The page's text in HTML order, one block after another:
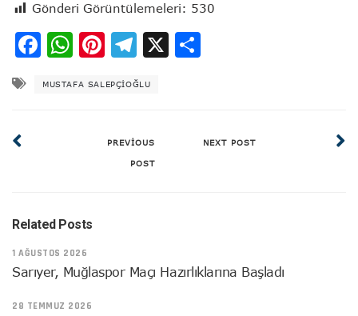
Gönderi Görüntülemeleri: 530
Facebook
WhatsApp
Pinterest
Telegram
X
MUSTAFA SALEPÇIOĞLU
PREVIOUS
POST
NEXT POST
Related Posts
1 AĞUSTOS 2026
Sarıyer, Muğlaspor Maçı Hazırlıklarına Başladı
28 TEMMUZ 2026